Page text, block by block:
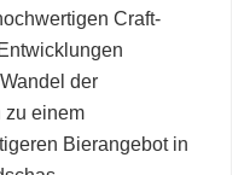
Craft-
der
zu einem
Bierangebot in